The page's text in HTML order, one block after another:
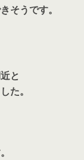
そうです。
と
た。